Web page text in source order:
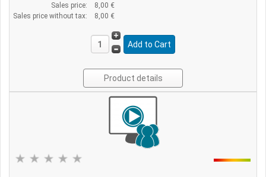
Sales price:
8,00 €
Sales price without tax:
8,00 €
Product details